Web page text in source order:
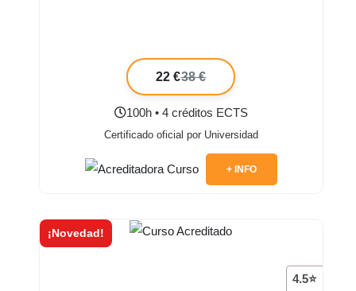
22 €38 €
100h • 4 créditos ECTS
Certificado oficial por Universidad
+ INFO
¡Novedad!
4.5⭐